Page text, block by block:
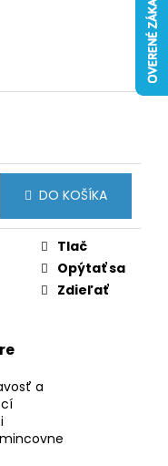
DO KOŠÍKA
Tlač
Opýtať sa
Zdieľať
a